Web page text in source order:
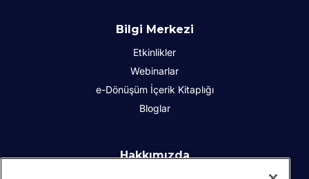
Bilgi Merkezi
Etkinlikler
Webinarlar
e-Dönüşüm İçerik Kitaplığı
Bloglar
Hakkımızda